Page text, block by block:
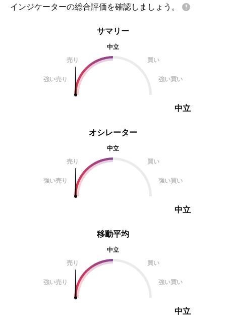
大循環EMAでのス
の抵抗帯の雲の上
した計算値はPOP
計算値と３E計算値
インジケーターの総合評価を確認しましょう。
オシレーター
中立
売り
買い
強い売り 強い買い
中立
サマリー
中立
売り
買い
強い売り 強い買い
中立
移動平均
中立
売り
買い
強い売り 強い買い
中立